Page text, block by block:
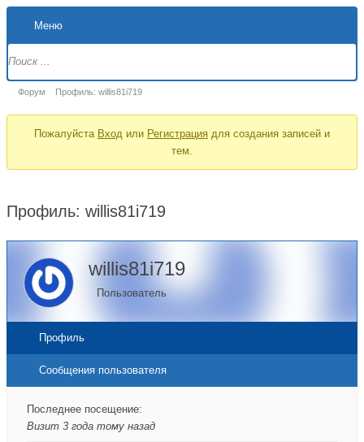
Меню
Форума
Форум
Форум Профиль: willis81i719
Пожалуйста Вход или Регистрация для создания записей и
тем.
Профиль: willis81i719
willis81i719
Пользователь
Профиль
Сообщения пользователя
Последнее посещение:
Визит 3 года тому назад